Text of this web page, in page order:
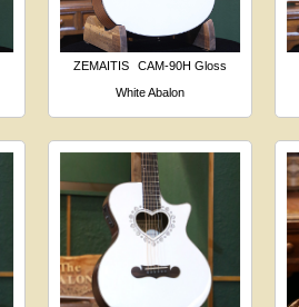
ZEMAITIS
CAM-90H Gloss
White Abalon